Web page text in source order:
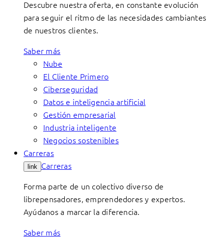
Descubre nuestra oferta, en constante evolución
para seguir el ritmo de las necesidades cambiantes
de nuestros clientes.
Saber más
Nube
El Cliente Primero
Ciberseguridad
Datos e inteligencia artificial
Gestión empresarial
Industria inteligente
Negocios sostenibles
Carreras
link Carreras
Forma parte de un colectivo diverso de
librepensadores, emprendedores y expertos.
Ayúdanos a marcar la diferencia.
Saber más